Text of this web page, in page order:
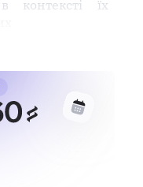
контексті їх